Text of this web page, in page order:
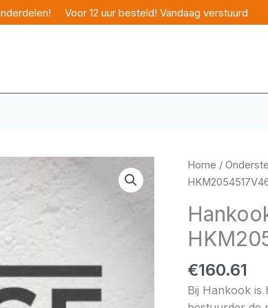
Voor 12 uur besteld! Vandaag verstuurd
Home /
€160.61
Bij Hankook is